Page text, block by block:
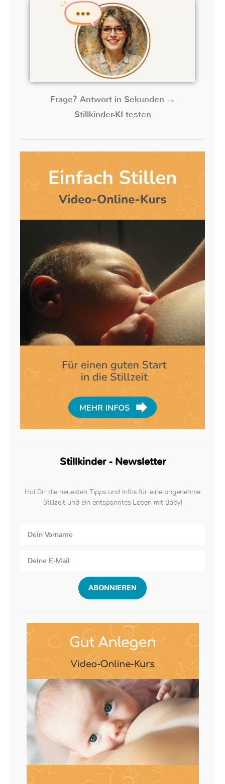
Frage? Antwort in Sekunden →
Stillkinder-KI testen
Stillkinder - Newsletter
Hol Dir die neuesten Tipps und Infos für eine angenehme
Stillzeit und ein entspanntes Leben mit Baby!
ABONNIEREN